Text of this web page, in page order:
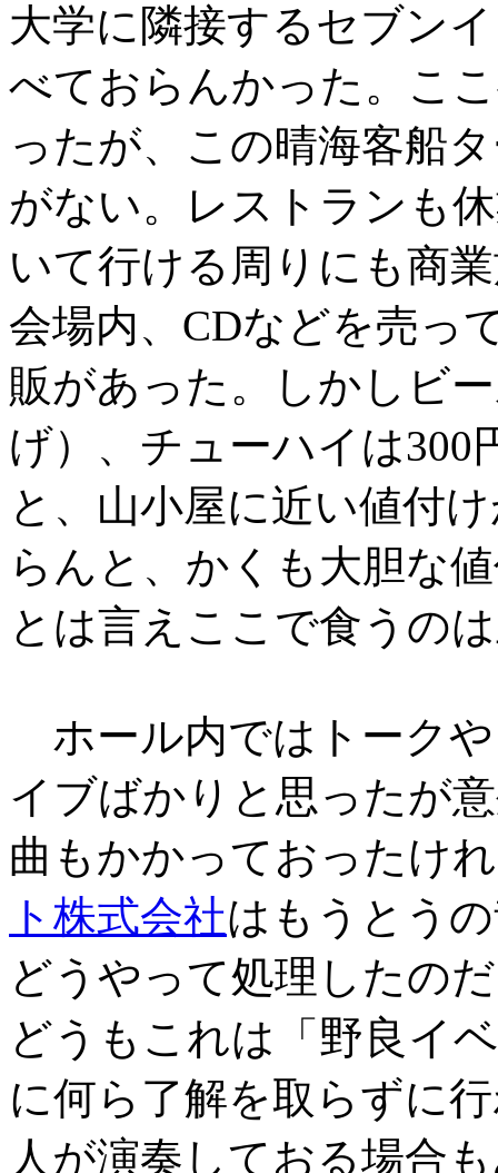
大学に隣接するセブン
べておらんかった。こ
ったが、この晴海客船
がない。レストランも
いて行ける周りにも商
会場内、CDなどを売っ
販があった。しかしビ
げ）、チューハイは300
と、山小屋に近い値付
らんと、かくも大胆な
とは言えここで食うの
ホール内ではトーク
イブばかりと思ったが
曲もかかっておったけ
ト株式会社はもうとう
どうやって処理したの
どうもこれは「 野良イ
に何ら了解を取らずに
人が演奏しておる場合